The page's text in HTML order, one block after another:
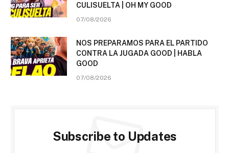
CULISUELTA | OH MY GOOD
07/08/2026
NOS PREPARAMOS PARA EL PARTIDO
CONTRA LA JUGADA GOOD | HABLA
GOOD
07/08/2026
Subscribe to Updates